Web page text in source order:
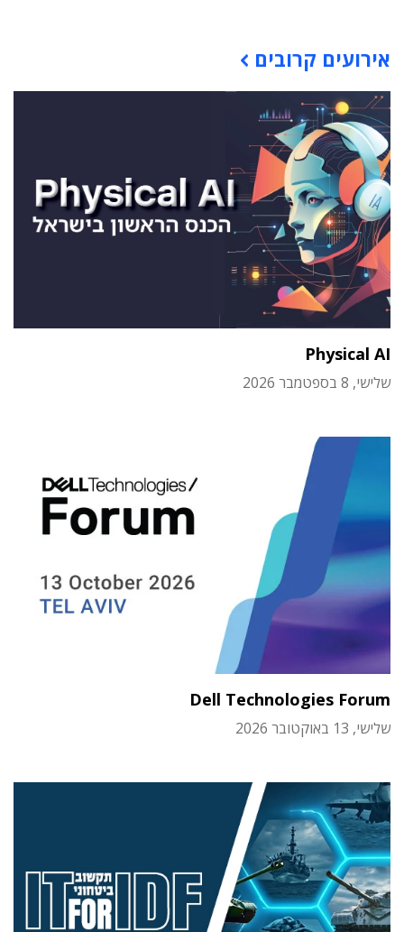
אירועים קרובים
Physical AI
שלישי, 8 בספטמבר 2026
Dell Technologies Forum
שלישי, 13 באוקטובר 2026